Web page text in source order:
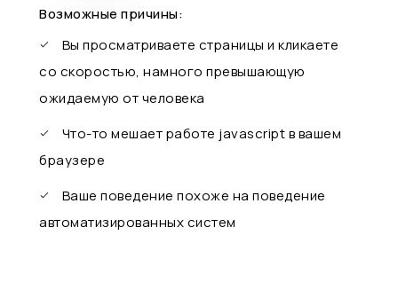
Возможные причины:
Вы просматриваете страницы и кликаете
со скоростью, намного превышающую
ожидаемую от человека
Что-то мешает работе javascript в вашем
браузере
Ваше поведение похоже на поведение
автоматизированных систем